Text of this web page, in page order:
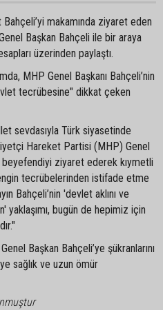
Bahçeli’yi makamında ziyaret eden
Başkan Bahçeli ile bir araya
üzerinden paylaştı.
MHP Genel Başkanı Bahçeli’nin
tecrübesine" dikkat çeken
sevdasıyla Türk siyasetinde
Hareket Partisi (MHP) Genel
beyefendiyi ziyaret ederek kıymetli
tecrübelerinden istifade etme
Bahçeli’nin 'devlet aklını ve
yaklaşımı, bugün de hepimiz için
Başkan Bahçeli’ye şükranlarını
sağlık ve uzun ömür